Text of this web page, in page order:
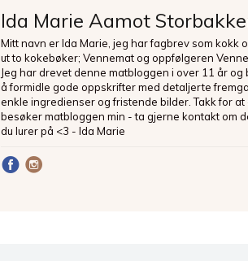
Ida Marie Aamot
Mitt navn er Ida Marie, jeg har fagbrev som kokk
ut to kokebøker; Vennemat og oppfølgeren
Jeg har drevet denne matbloggen i over 11 år og
å formidle gode oppskrifter med detaljerte
enkle ingredienser og fristende bilder. Takk for at
besøker matbloggen min - ta gjerne kontakt om
du lurer på <3 - Ida Marie